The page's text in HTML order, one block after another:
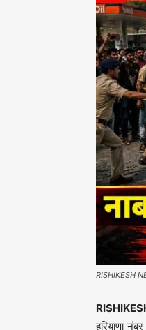
RISHIKESH
हरियाणा